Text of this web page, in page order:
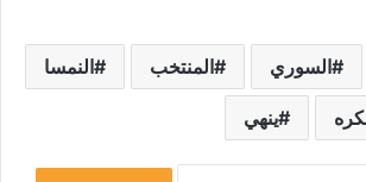
السوري المنتخب النمسا
ينهي